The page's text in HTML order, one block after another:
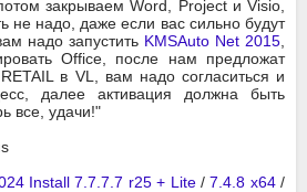
закрываем Word, Project и Visio,
не надо, даже если вас сильно будут
надо запустить KMSAuto Net 2015
Office, после нам предложат
в VL, вам надо согласиться и
далее активация должна быть
все, удачи!"
Install 7.7.7.7 r25 + Lite/7.4.8 x64/